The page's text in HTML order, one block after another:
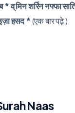
* व् मिन शर्रिन नफ्फा
इज़ा हसद *(एक बार पढ़े )
Naas